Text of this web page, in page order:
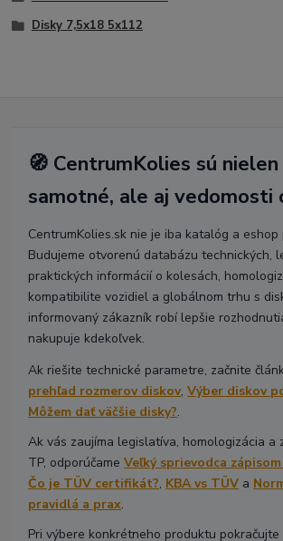
Disky 7,5x18 5x112
🧭 CentrumKolies sú
samotné, ale aj vedomosti
CentrumKolies.sk nie je iba katalóg a eshop
Budujeme otvorenú databázu technických,
praktických informácií o kolesách,
kompatibilite vozidiel a globálnom trhu s
informovaný zákazník robí lepšie
nakupuje kdekoľvek.
Ak riešite technické parametre, začnite
prehľad rozmerov diskov,Výber diskov
Môžem dať väčšie disky?.
Ak vás zaujíma legislatíva, homologizácia a
TP, odporúčameVeľký sprievodca
Čo je TÜV certifikát?, KBA vs TÜV a
pravidlá a prax.
Pri výbere konkrétneho produktu pokračujte